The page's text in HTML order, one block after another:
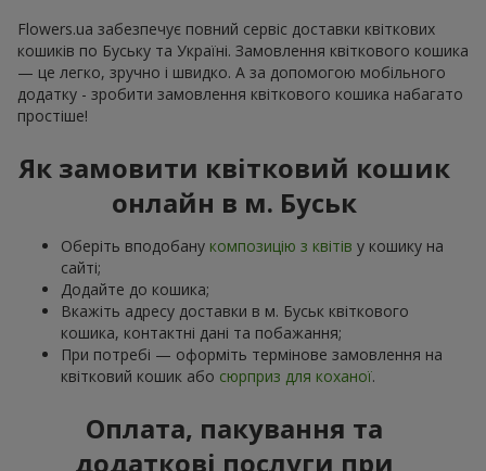
Flowers.ua забезпечує повний сервіс доставки квіткових
кошиків по Буську та Україні. Замовлення квіткового кошика
— це легко, зручно і швидко. А за допомогою мобільного
додатку - зробити замовлення квіткового кошика набагато
простіше!
Як замовити квітковий кошик
онлайн в м. Буськ
Оберіть вподобану композицію з квітів у кошику на
сайті;
Додайте до кошика;
Вкажіть адресу доставки в м. Буськ квіткового
кошика, контактні дані та побажання;
При потребі — оформіть термінове замовлення на
квітковий кошик або сюрприз для коханої.
Оплата, пакування та
додаткові послуги при